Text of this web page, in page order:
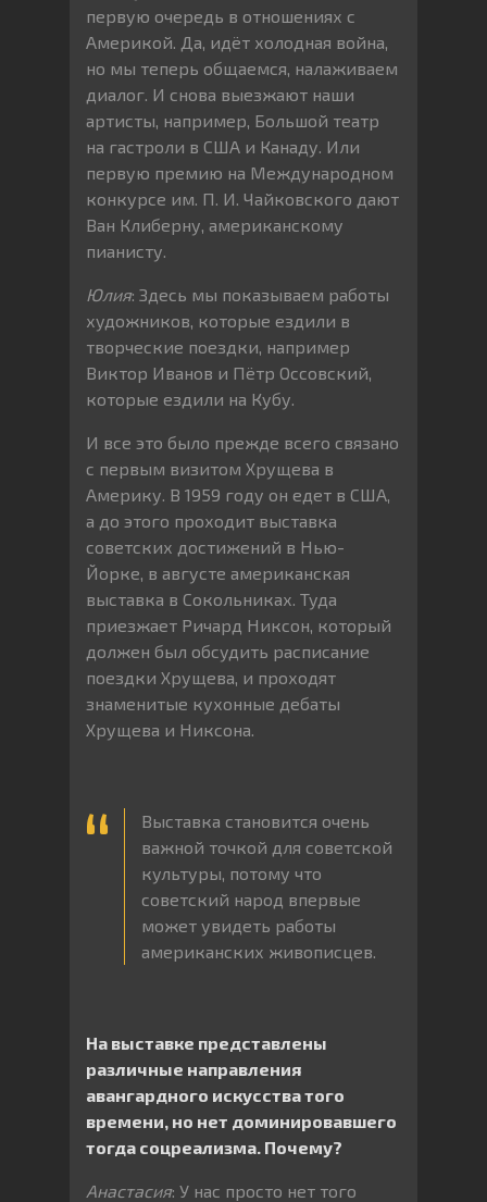
первую очередь в отношениях с
Америкой. Да, идёт холодная война,
но мы теперь общаемся, налаживаем
диалог. И снова выезжают наши
артисты, например, Большой театр
на гастроли в США и Канаду. Или
первую премию на Международном
конкурсе им. П. И. Чайковского дают
Ван Клиберну, американскому
пианисту.
Юлия: Здесь мы показываем работы
художников, которые ездили в
творческие поездки, например
Виктор Иванов и Пётр Оссовский,
которые ездили на Кубу.
И все это было прежде всего связано
с первым визитом Хрущева в
Америку. В 1959 году он едет в США,
а до этого проходит выставка
советских достижений в Нью-
Йорке, в августе американская
выставка в Сокольниках. Туда
приезжает Ричард Никсон, который
должен был обсудить расписание
поездки Хрущева, и проходят
знаменитые кухонные дебаты
Хрущева и Никсона.
Выставка становится очень
важной точкой для советской
культуры, потому что
советский народ впервые
может увидеть работы
американских живописцев.
На выставке представлены
различные направления
авангардного искусства того
времени, но нет доминировавшего
тогда соцреализма. Почему?
Анастасия: У нас просто нет того